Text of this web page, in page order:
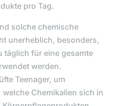
pro Tag.
solche chemische
unerheblich, besonders,
täglich für eine gesamte
werden.
Teenager, um
Chemikalien sich in